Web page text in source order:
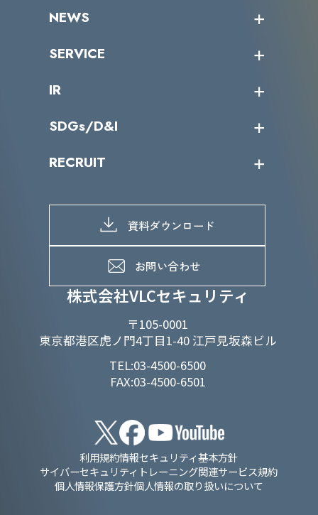
株式会社VLCセキュリティ
〒105-0001
東京都港区虎ノ門4丁目1-40 江戸見坂森ビル
TEL:03-4500-6500
FAX:03-4500-6501
トップメッセージ
ミッション／ビジョン
パートナー企業一覧
NEWS
サイバーニュース
SERVICE
カテゴリー別サービス一覧
IR
IRカレンダー
IRライブラリー
よくあるご質問
SDGs/D&I
当グループのマテリアリティ
SDGs推進体制
D&Iの取り組み
RECRUIT
募集職種一覧
メッセージ
メンバーインタビュー
資料ダウンロード
お問い合わせ
利用規約情報セキュリティ基本方針
サイバーセキュリティトレーニング関連サービス規約
個人情報保護方針個人情報の取り扱いについて